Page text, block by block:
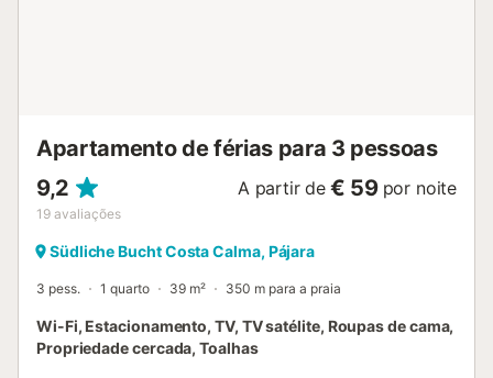
Apartamento de férias para 3 pessoas
9,2
19 avaliações
A partir de € 59 por noite
Südliche Bucht Costa Calma, Pájara
3 pess. 1 quarto 39 m² 350 m para a praia
Wi-Fi, Estacionamento, TV, TV satélite, Roupas de cama,
Propriedade cercada, Toalhas